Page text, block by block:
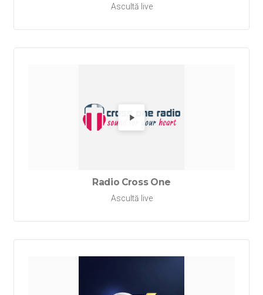
Ascultă live
Redă
Radio Cross One
Ascultă live